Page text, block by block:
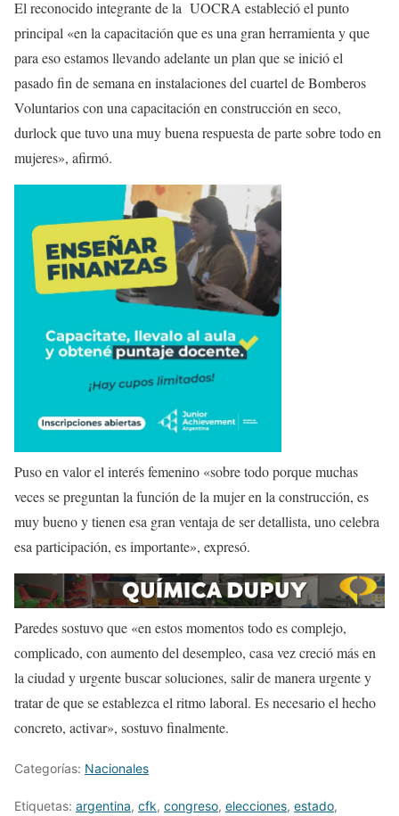
El reconocido integrante de la UOCRA estableció el punto
principal «en la capacitación que es una gran herramienta y que
para eso estamos llevando adelante un plan que se inició el
pasado fin de semana en instalaciones del cuartel de Bomberos
Voluntarios con una capacitación en construcción en seco,
durlock que tuvo una muy buena respuesta de parte sobre todo en
mujeres», afirmó.
Puso en valor el interés femenino «sobre todo porque muchas
veces se preguntan la función de la mujer en la construcción, es
muy bueno y tienen esa gran ventaja de ser detallista, uno celebra
esa participación, es importante», expresó.
Paredes sostuvo que «en estos momentos todo es complejo,
complicado, con aumento del desempleo, casa vez creció más en
la ciudad y urgente buscar soluciones, salir de manera urgente y
tratar de que se establezca el ritmo laboral. Es necesario el hecho
concreto, activar», sostuvo finalmente.
Categorías: Nacionales
Etiquetas: argentina, cfk, congreso, elecciones, estado,